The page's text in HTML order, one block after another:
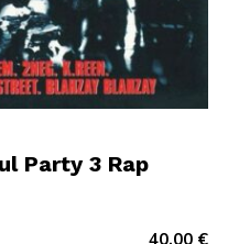
Party 3 Rap
40,00 €